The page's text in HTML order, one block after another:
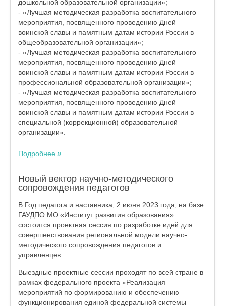
дошкольной образовательной организации»;
- «Лучшая методическая разработка воспитательного
мероприятия, посвященного проведению Дней
воинской славы и памятным датам истории России в
общеобразовательной организации»;
- «Лучшая методическая разработка воспитательного
мероприятия, посвященного проведению Дней
воинской славы и памятным датам истории России в
профессиональной образовательной организации»;
- «Лучшая методическая разработка воспитательного
мероприятия, посвященного проведению Дней
воинской славы и памятным датам истории России в
специальной (коррекционной) образовательной
организации».
Подробнее
Новый вектор научно-методического
сопровождения педагогов
В Год педагога и наставника, 2 июня 2023 года, на базе
ГАУДПО МО «Институт развития образования»
состоится проектная сессия по разработке идей для
совершенствования региональной модели научно-
методического сопровождения педагогов и
управленцев.
Выездные проектные сессии проходят по всей стране в
рамках федерального проекта «Реализация
мероприятий по формированию и обеспечению
функционирования единой федеральной системы